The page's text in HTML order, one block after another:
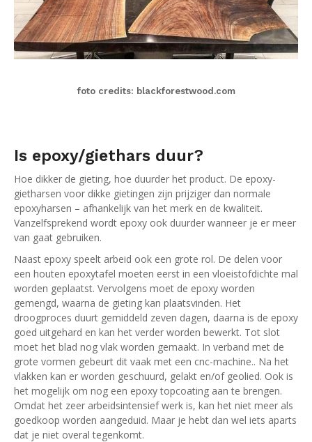
foto credits: blackforestwood.com
Is epoxy/giethars duur?
Hoe dikker de gieting, hoe duurder het product. De epoxy-
gietharsen voor dikke gietingen zijn prijziger dan normale
epoxyharsen – afhankelijk van het merk en de kwaliteit.
Vanzelfsprekend wordt epoxy ook duurder wanneer je er meer
van gaat gebruiken.
Naast epoxy speelt arbeid ook een grote rol. De delen voor
een houten epoxytafel moeten eerst in een vloeistofdichte mal
worden geplaatst. Vervolgens moet de epoxy worden
gemengd, waarna de gieting kan plaatsvinden. Het
droogproces duurt gemiddeld zeven dagen, daarna is de epoxy
goed uitgehard en kan het verder worden bewerkt. Tot slot
moet het blad nog vlak worden gemaakt. In verband met de
grote vormen gebeurt dit vaak met een cnc-machine.. Na het
vlakken kan er worden geschuurd, gelakt en/of geolied. Ook is
het mogelijk om nog een epoxy topcoating aan te brengen.
Omdat het zeer arbeidsintensief werk is, kan het niet meer als
goedkoop worden aangeduid. Maar je hebt dan wel iets aparts
dat je niet overal tegenkomt.